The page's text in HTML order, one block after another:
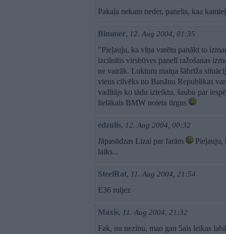
Pakaļa nekam neder, panelis, kaa
Bimmer, 12. Aug 2004, 01:35
"Pieļauju, ka viņa varētu panākt to
izcilnītis virsbūves panelī ražošanas
ne vairāk. Lukturu maiņa šābrīža
viens cilvēks no Banānu Republikas
vadītājs ko tādu izteiktu, šaubu par
lielākais BMW noieta tirgus
edzulis, 12. Aug 2004, 00:32
Jāpasūdzas Lizai par farām
Pieļauju,
laiks...
SteelRat, 11. Aug 2004, 21:54
E36 ruljez
Maxis, 11. Aug 2004, 21:32
Fak, nu nezinu, man gan 5ais leikas